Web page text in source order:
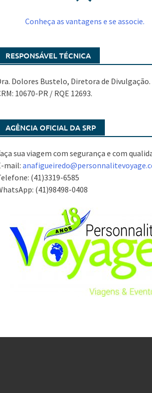
Conheça as vantagens e se associe.
RESPONSÁVEL TÉCNICA
Dolores Bustelo, Diretora de Divulgação.
10670-PR / RQE 12693.
AGÊNCIA OFICIAL DA SRP
sua viagem com segurança e com
mail: anafigueiredo@
(41)3319-6585
(41)98498-0408